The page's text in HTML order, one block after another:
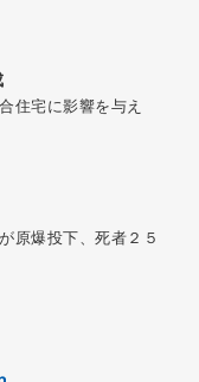
住宅に影響を与え
原爆投下、死者２５